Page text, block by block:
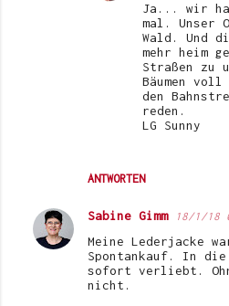
ANTWORTEN
Ja... wir
mal. Unser
Wald. Und
mehr heim
Straßen zu
Bäumen voll
den
reden.
LG Sunny
Sabine Gimm 18/1/18
Meine Lederjacke
Spontankauf. In
sofort verliebt.
nicht.